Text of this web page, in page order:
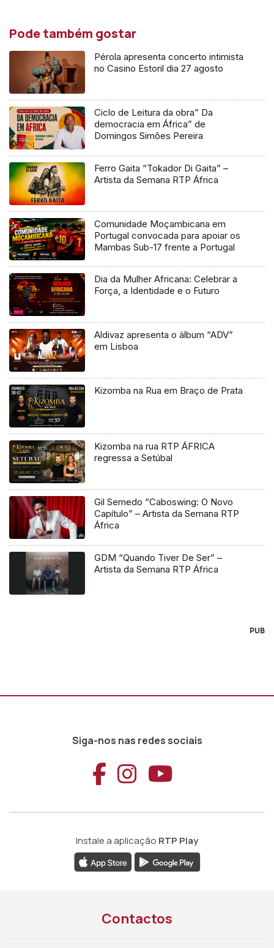
Pode também gostar
Pérola apresenta concerto intimista
no Casino Estoril dia 27 agosto
Ciclo de Leitura da obra” Da
democracia em África” de
Domingos Simões Pereira
Ferro Gaita “Tokador Di Gaita” –
Artista da Semana RTP África
Comunidade Moçambicana em
Portugal convocada para apoiar os
Mambas Sub-17 frente a Portugal
Dia da Mulher Africana: Celebrar a
Força, a Identidade e o Futuro
Aldivaz apresenta o álbum “ADV”
em Lisboa
Kizomba na Rua em Braço de Prata
Kizomba na rua RTP ÁFRICA
regressa a Setúbal
Gil Semedo “Caboswing: O Novo
Capítulo” – Artista da Semana RTP
África
GDM “Quando Tiver De Ser” –
Artista da Semana RTP África
PUB
Siga-nos nas redes sociais
Aceder ao
Aceder ao
Aceder
Instale a aplicação RTP Play
Contactos